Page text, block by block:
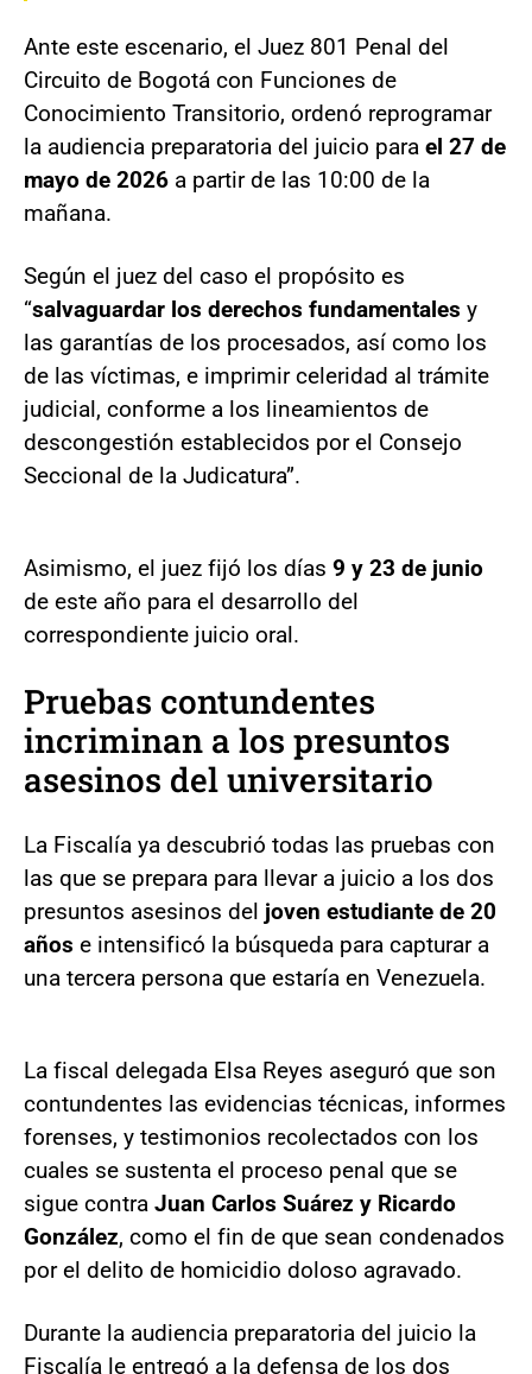
Ante este escenario, el Juez 801 Penal del
Circuito de Bogotá con Funciones de
Conocimiento Transitorio, ordenó reprogramar
la audiencia preparatoria del juicio para el 27 de
mayo de 2026 a partir de las 10:00 de la
mañana.
Según el juez del caso el propósito es
“salvaguardar los derechos fundamentales y
las garantías de los procesados, así como los
de las víctimas, e imprimir celeridad al trámite
judicial, conforme a los lineamientos de
descongestión establecidos por el Consejo
Seccional de la Judicatura”.
Asimismo, el juez fijó los días 9 y 23 de junio
de este año para el desarrollo del
correspondiente juicio oral.
Pruebas contundentes
incriminan a los presuntos
asesinos del universitario
La Fiscalía ya descubrió todas las pruebas con
las que se prepara para llevar a juicio a los dos
presuntos asesinos del joven estudiante de 20
años e intensificó la búsqueda para capturar a
una tercera persona que estaría en Venezuela.
La fiscal delegada Elsa Reyes aseguró que son
contundentes las evidencias técnicas, informes
forenses, y testimonios recolectados con los
cuales se sustenta el proceso penal que se
sigue contra Juan Carlos Suárez y Ricardo
González, como el fin de que sean condenados
por el delito de homicidio doloso agravado.
Durante la audiencia preparatoria del juicio la
Fiscalía le entregó a la defensa de los dos